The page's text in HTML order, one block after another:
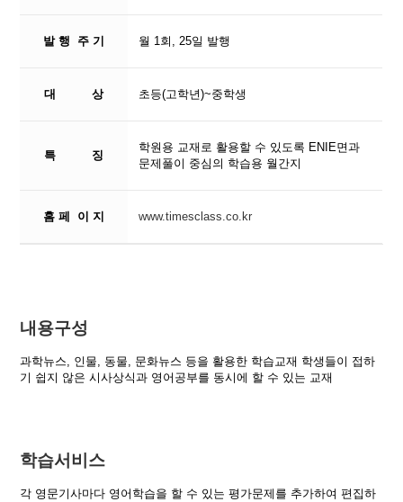
발 행 주 기 월 1회, 25일 발행
대 상 초등(고학년)~중학생
특 징
학원용 교재로 활용할 수 있도록 ENIE면과
문제풀이 중심의 학습용 월간지
홈 페 이 지 www.timesclass.co.kr
내용구성
과학뉴스, 인물, 동물, 문화뉴스 등을 활용한 학습교재 학생들이 접하
기 쉽지 않은 시사상식과 영어공부를 동시에 할 수 있는 교재
학습서비스
각 영문기사마다 영어학습을 할 수 있는 평가문제를 추가하여 편집하